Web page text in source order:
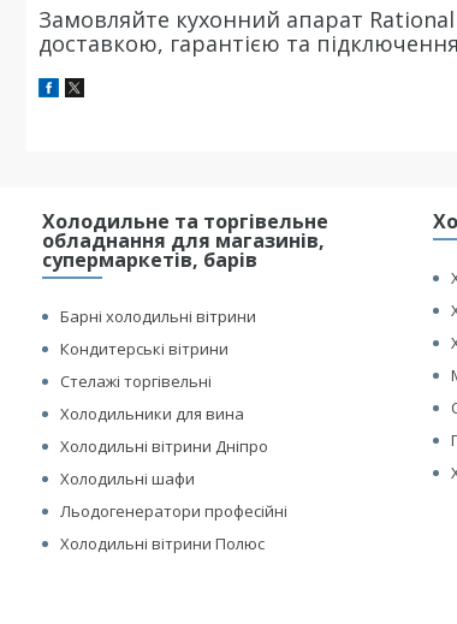
Замовляйте кухонний апарат
доставкою, гарантією та
Холодильне та торгівельне
обладнання для магазинів,
супермаркетів, барів
Барні холодильні вітрини
Кондитерські вітрини
Стелажі торгівельні
Холодильники для вина
Холодильні вітрини Дніпро
Холодильні шафи
Льодогенератори професійні
Холодильні вітрини Полюс